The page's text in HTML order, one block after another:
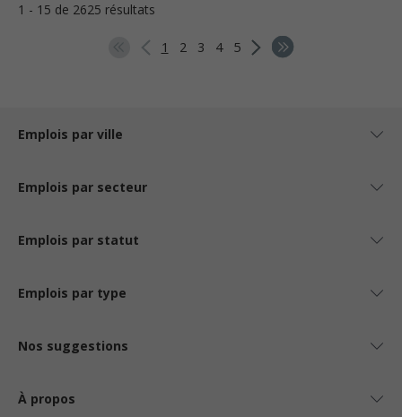
1 - 15 de 2625 résultats
1 2 3 4 5
Emplois par ville
Emplois par secteur
Emplois par statut
Emplois par type
Nos suggestions
À propos